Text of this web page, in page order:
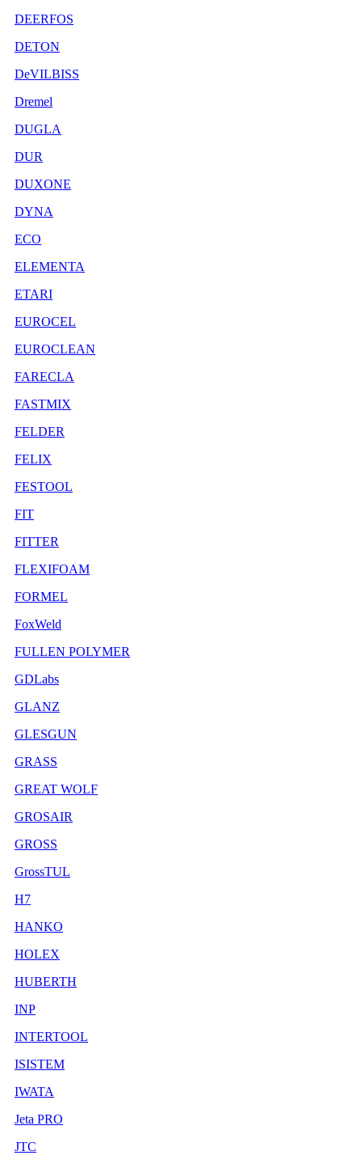
DEERFOS
DETON
DeVILBISS
Dremel
DUGLA
DUR
DUXONE
DYNA
ECO
ELEMENTA
ETARI
EUROCEL
EUROCLEAN
FARECLA
FASTMIX
FELDER
FELIX
FESTOOL
FIT
FITTER
FLEXIFOAM
FORMEL
FoxWeld
FULLEN POLYMER
GDLabs
GLANZ
GLESGUN
GRASS
GREAT WOLF
GROSAIR
GROSS
GrossTUL
H7
HANKO
HOLEX
HUBERTH
INP
INTERTOOL
ISISTEM
IWATA
Jeta PRO
JTC